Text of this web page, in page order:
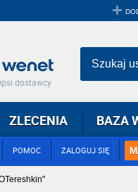
dostawcy
POMOC ZALOGUJ SIĘ
ZLECENIA BAZA
Szukaj